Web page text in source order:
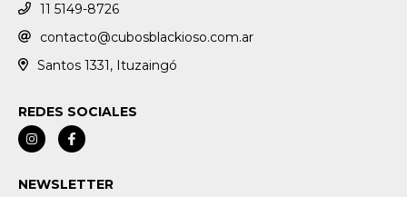
11 5149-8726
contacto@cubosblackioso.com.ar
Santos 1331, Ituzaingó
REDES SOCIALES
NEWSLETTER